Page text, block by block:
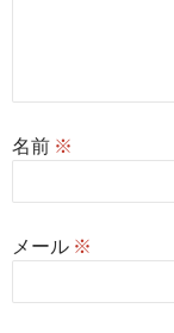
名前 ※
メール ※